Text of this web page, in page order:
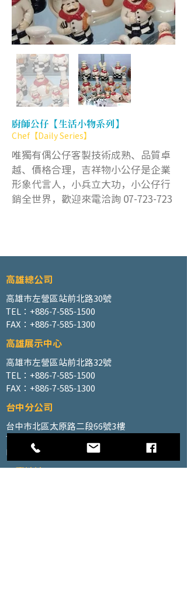
廚師公仔【生活小物系列】
Chef【Daily Series】
唯獨有偶公仔客製技術成熟、品質卓
越、價格合理，吉祥物小公仔是企業
形象代言人，小兵立大功，小公仔行
銷全世界，歡迎來電洽詢 07-723-723
高雄總公司
高雄市左營區站前北路30號
TEL：+886-7-585-1500
FAX：+886-7-585-1300
高雄展示中心
高雄市左營區站前北路32號
TEL：+886-7-585-1500
FAX：+886-7-585-1300
台中分公司
台中市北區太原路二段66號3樓
TEL：+886-4-2202-5660
FAX：+886-4-2206-3527
工廠地址